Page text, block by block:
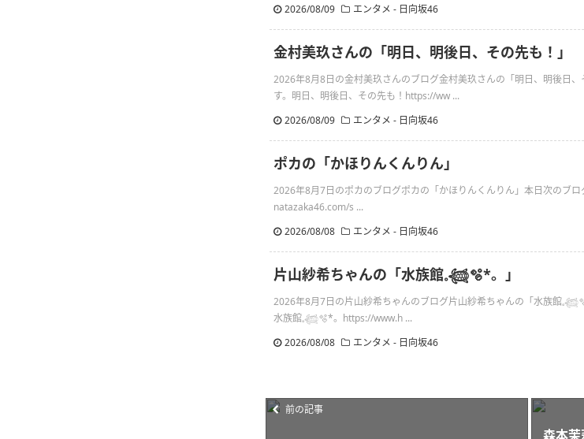
2026/08/09
エンタメ - 日向坂46
金村美玖さんの「明日、明後日、その先も！」
2026年8月8日の金村美玖さんのブログ金村美玖さんの「明日、明後日
す。明日、明後日、その先も！https://ww ...
2026/08/09
エンタメ - 日向坂46
ポカの「かほりんくんりん」
2026年8月7日のポカのブログポカの「かほりんくんりん」本日次のブ
natazaka46.com/s ...
2026/08/08
エンタメ - 日向坂46
片山紗希ちゃんの「水族館𓈒𓆉🫧‪*。」
2026年8月7日の片山紗希ちゃんのブログ片山紗希ちゃんの「水族館
水族館𓈒𓆉🫧‪*。https://www.h ...
2026/08/08
エンタメ - 日向坂46
前の記事
森本